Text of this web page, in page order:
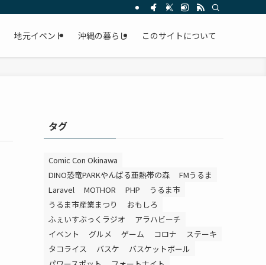
地元イベント 沖縄の暮らし このサイトについて
タグ
Comic Con Okinawa
DINO恐竜PARKやんばる亜熱帯の森
FMうるま
Laravel
MOTHOR PHP
うるま市
うるま市産業まつり
おもしろ
ふぇいすぶっくラジオ
アラハビーチ
イベント
グルメ ゲーム コロナ
ステーキ
タコライス
バスケ
バスケットボール